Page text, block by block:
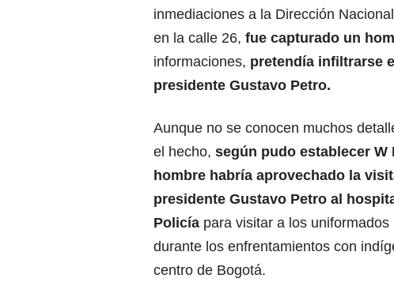
inmediaciones a la Dirección
en la calle 26, fue capturado un
informaciones, pretendía infiltrarse
presidente Gustavo Petro.
Aunque no se conocen muchos
el hecho, según pudo establecer W
hombre habría aprovechado la
presidente Gustavo Petro al
Policía para visitar a los uniformados
durante los enfrentamientos con
centro de Bogotá.